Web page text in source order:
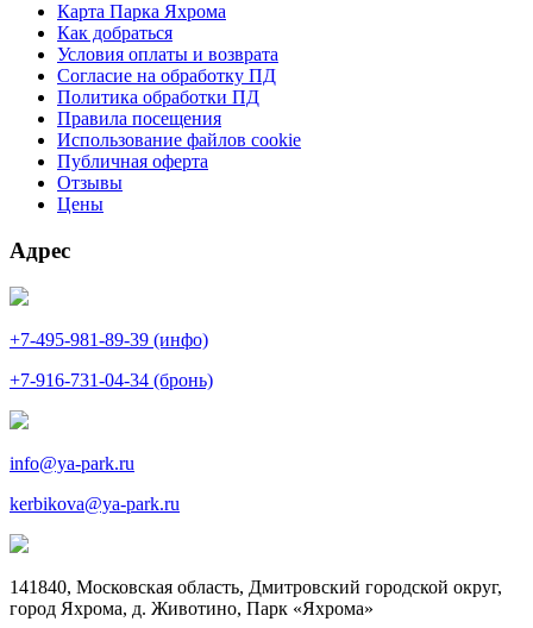
Карта Парка Яхрома
Как добраться
Условия оплаты и возврата
Согласие на обработку ПД
Политика обработки ПД
Правила посещения
Использование файлов cookie
Публичная оферта
Отзывы
Цены
Адрес
+7-495-981-89-39 (инфо)
+7-916-731-04-34 (бронь)
info@ya-park.ru
kerbikova@ya-park.ru
141840, Московская область, Дмитровский городской округ,
город Яхрома, д. Животино, Парк «Яхрома»